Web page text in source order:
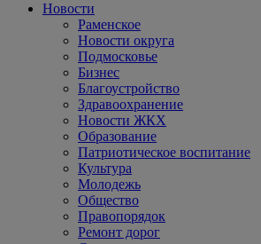
Новости
Раменское
Новости округа
Подмосковье
Бизнес
Благоустройство
Здравоохранение
Новости ЖКХ
Образование
Патриотическое воспитание
Культура
Молодежь
Общество
Правопорядок
Ремонт дорог